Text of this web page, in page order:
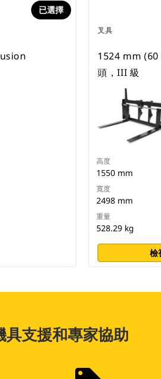
已選擇
叉具
1524 mm
頭，III 級
高度
1550 mm
寬度
2498 mm
重量
528.29 kg
檢
具支援和專家協助